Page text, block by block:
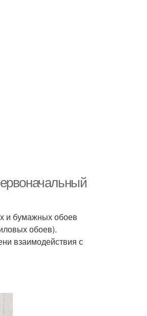
и бумажных обоев
обоев).
взаимодействия с